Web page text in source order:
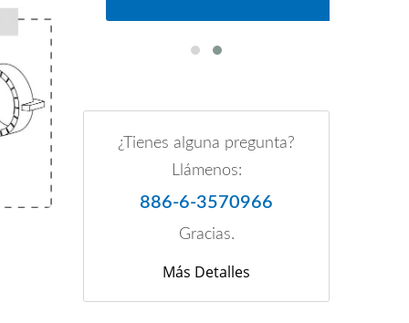
¿Tienes alguna pregunta?
Llámenos:
886-6-3570966
Gracias.
Más Detalles